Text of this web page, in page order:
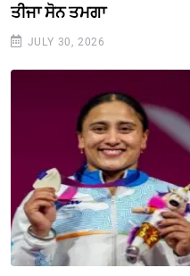
ਤੀਜਾ ਸੋਨ ਤਮਗਾ
JULY 30, 2026